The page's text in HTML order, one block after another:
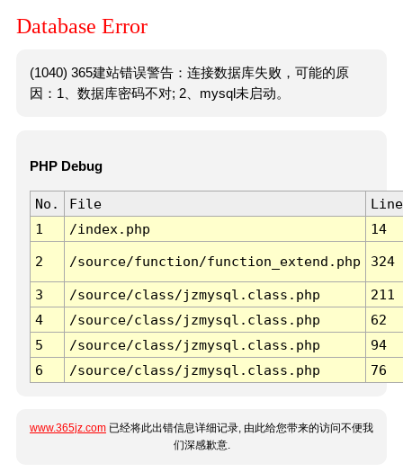
Database Error
(1040) 365建站错误警告：连接数据库失败，可能的原
因：1、数据库密码不对; 2、mysql未启动。
PHP Debug
No. File
Line
1
/index.php 14
2 /source/function/function_extend.php 324
3 /source/class/jzmysql.class.php
211
4
/source/class/jzmysql.class.php
62
5
/source/class/jzmysql.class.php
94
6
/source/class/jzmysql.class.php 76
www.365jz.com 已经将此出错信息详细记录, 由此给您带来的访问不便我
们深感歉意.